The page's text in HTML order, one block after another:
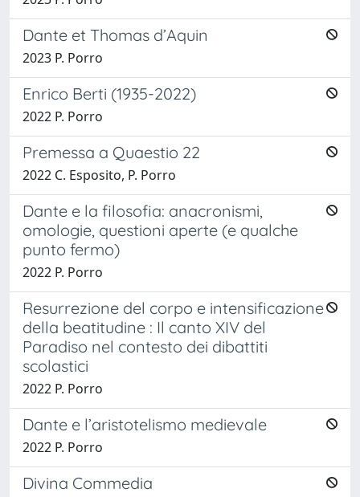
Dante et Thomas d’Aquin
2023 P. Porro
Enrico Berti (1935-2022)
2022 P. Porro
Premessa a Quaestio 22
2022 C. Esposito, P. Porro
Dante e la filosofia: anacronismi,
omologie, questioni aperte (e qualche
punto fermo)
2022 P. Porro
Resurrezione del corpo e intensificazione
della beatitudine : Il canto XIV del
Paradiso nel contesto dei dibattiti
scolastici
2022 P. Porro
Dante e l’aristotelismo medievale
2022 P. Porro
Divina Commedia